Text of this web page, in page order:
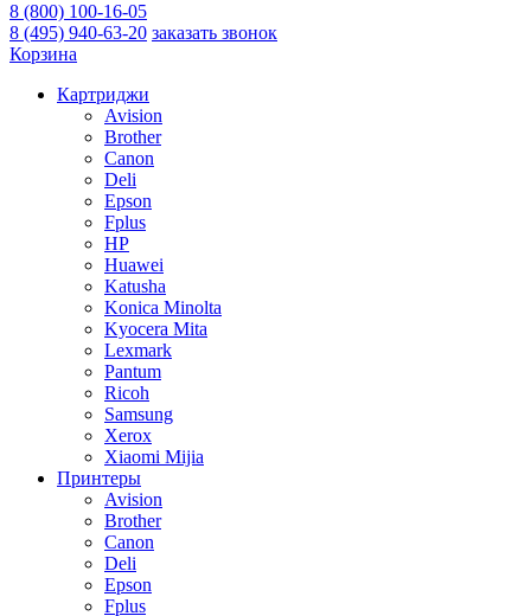
8 (800) 100-16-05
8 (495) 940-63-20 заказать звонок
Корзина
Картриджи
Avision
Brother
Canon
Deli
Epson
Fplus
HP
Huawei
Katusha
Konica Minolta
Kyocera Mita
Lexmark
Pantum
Ricoh
Samsung
Xerox
Xiaomi Mijia
Принтеры
Avision
Brother
Canon
Deli
Epson
Fplus